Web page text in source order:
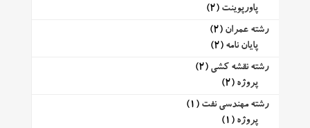
پاورپوینت (2)
رشته عمران (2)
پایان نامه (2)
رشته نقشه کشی (2)
پروژه (2)
رشته مهندسی نفت (1)
پروژه (1)